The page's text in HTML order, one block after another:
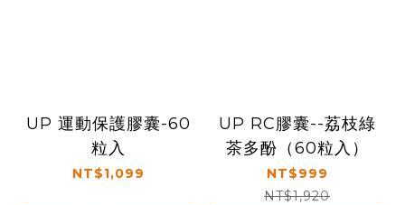
UP 運動保護膠囊-60
粒入
NT$1,099
UP RC膠囊--荔枝綠
茶多酚（60粒入）
NT$999
NT$1,920